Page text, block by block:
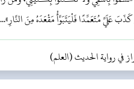
عَلَيَّ مُتَعَمِّدًا فَلْيَتَبَوَّأْ مَقْعَدَهُ مِنَ النَّارِ»...
في رواية الحديث (العلم)